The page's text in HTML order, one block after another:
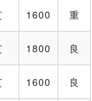
1600 重
1800 良
1600 良